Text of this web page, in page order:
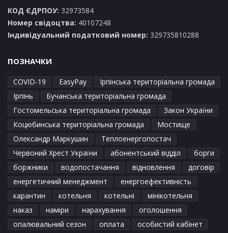
КОД ЄДРПОУ: 32973584
Номер свідоцтва: 40107248
Індивідуальний податковий номер: 329735810288
ПОЗНАЧКИ
COVID-19 EasyPay
Ірпінська територіальна громада
Ірпінь
Бучанська територіальна громада
Гостомельська територіальна громада
Закон України
Коцюбинська територіальна громада
Мостище
Олександр Маркушин
Теплоенергопостач
Червоний Хрест України
абонентський відділ
борги
боржники
водопостачання відновлення
договір
енергетичний менеджмент
енергоефективність
карантин
котельня котельні
мінікотельня
наказ
наміри нарахування
оголошення
опалювальний сезон
оплата
особистий кабінет